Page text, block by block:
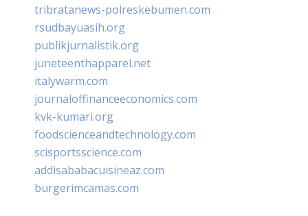
tribratanews-polreskebumen.com
rsudbayuasih.org
publikjurnalistik.org
juneteenthapparel.net
italywarm.com
journaloffinanceeconomics.com
kvk-kumari.org
foodscienceandtechnology.com
scisportsscience.com
addisababacuisineaz.com
burgerimcamas.com